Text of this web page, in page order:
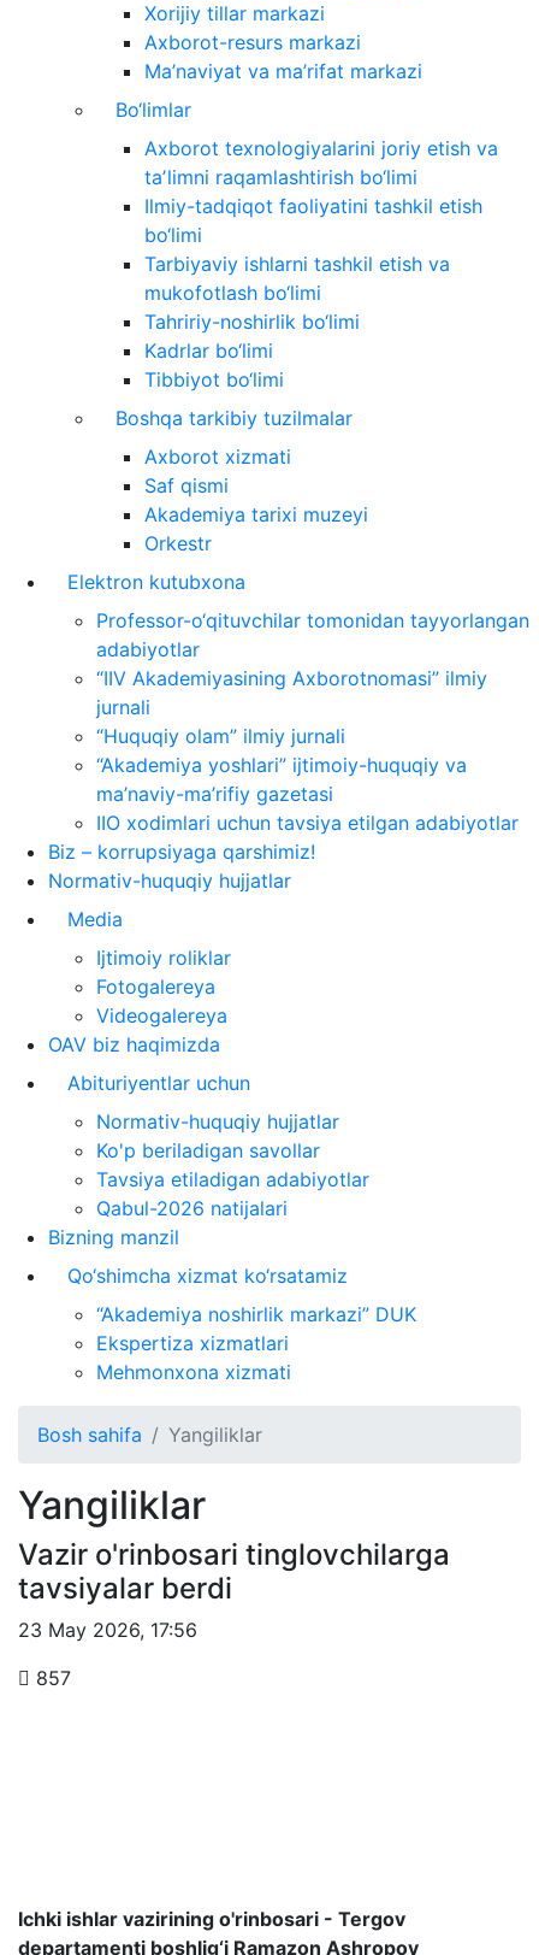
Xorijiy tillar markazi
Axborot-resurs markazi
Ma’naviyat va ma’rifat markazi
Bo‘limlar
Axborot texnologiyalarini joriy etish va
taʼlimni raqamlashtirish bo‘limi
Ilmiy-tadqiqot faoliyatini tashkil etish
bo‘limi
Tarbiyaviy ishlarni tashkil etish va
mukofotlash bo‘limi
Tahririy-noshirlik bo‘limi
Kadrlar bo‘limi
Tibbiyot bo‘limi
Boshqa tarkibiy tuzilmalar
Axborot xizmati
Saf qismi
Akademiya tarixi muzeyi
Orkestr
Elektron kutubxona
Professor-o‘qituvchilar tomonidan tayyorlangan
adabiyotlar
“IIV Akademiyasining Axborotnomasi” ilmiy
jurnali
“Huquqiy olam” ilmiy jurnali
“Akademiya yoshlari” ijtimoiy-huquqiy va
ma’naviy-ma’rifiy gazetasi
IIO xodimlari uchun tavsiya etilgan adabiyotlar
Biz – korrupsiyaga qarshimiz!
Normativ-huquqiy hujjatlar
Media
Ijtimoiy roliklar
Fotogalereya
Videogalereya
OAV biz haqimizda
Abituriyentlar uchun
Normativ-huquqiy hujjatlar
Ko'p beriladigan savollar
Tavsiya etiladigan adabiyotlar
Qabul-2026 natijalari
Bizning manzil
Qo‘shimcha xizmat ko‘rsatamiz
“Akademiya noshirlik markazi” DUK
Ekspertiza xizmatlari
Mehmonxona xizmati
Bosh sahifa Yangiliklar
Yangiliklar
Vazir o'rinbosari tinglovchilarga
tavsiyalar berdi
23 May 2026, 17:56
857
Ichki ishlar vazirining o'rinbosari - Tergov
departamenti boshlig‘i Ramazon Ashropov